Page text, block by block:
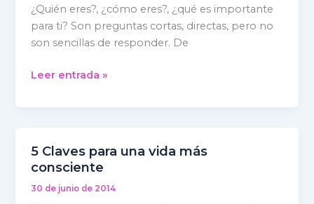
¿Quién eres?, ¿cómo eres?, ¿qué es importante
para ti? Son preguntas cortas, directas, pero no
son sencillas de responder. De
que
nos
definen
Leer entrada »
5 Claves para una vida más
consciente
30 de junio de 2014
5
Claves
para